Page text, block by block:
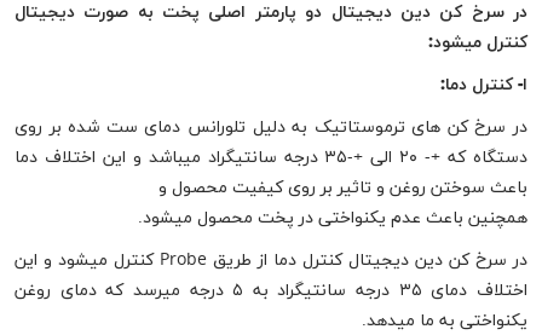
در سرخ کن دین دیجیتال دو پارمتر اصلی پخت به صورت دیجیتال
کنترل میشود:
ا- کنترل دما:
در سرخ کن های ترموستاتیک به دلیل تلورانس دمای ست شده بر روی
دستگاه که +- ۲۰ الی +-۳۵ درجه سانتیگراد میباشد و این اختلاف دما
باعث سوختن روغن و تاثیر بر روی کیفیت محصول و
همچنین باعث عدم یکنواختی در پخت محصول میشود.
در سرخ کن دین دیجیتال کنترل دما از طریق Probe کنترل میشود و این
اختلاف دمای ۳۵ درجه سانتیگراد به ۵ درجه میرسد که دمای روغن
یکنواختی به ما میدهد.